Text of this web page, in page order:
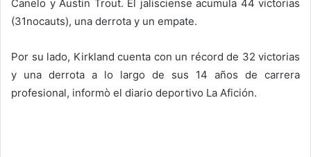
Canelo y Austin Trout. El jalisciense acumula 44 victorias
(31nocauts), una derrota y un empate.
Por su lado, Kirkland cuenta con un récord de 32 victorias
y una derrota a lo largo de sus 14 años de carrera
profesional, informò el diario deportivo La Afición.